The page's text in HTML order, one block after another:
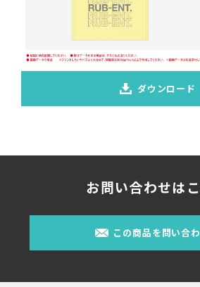
ダウンロード
お問い合わせは
この商品を問い合